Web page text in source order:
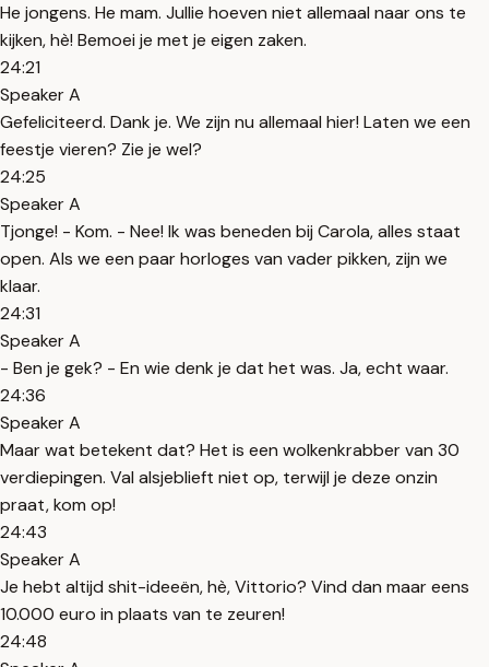
He jongens. He mam. Jullie hoeven niet allemaal naar ons te
kijken, hè! Bemoei je met je eigen zaken.
24:21
Speaker A
Gefeliciteerd. Dank je. We zijn nu allemaal hier! Laten we een
feestje vieren? Zie je wel?
24:25
Speaker A
Tjonge! - Kom. - Nee! Ik was beneden bij Carola, alles staat
open. Als we een paar horloges van vader pikken, zijn we
klaar.
24:31
Speaker A
- Ben je gek? - En wie denk je dat het was. Ja, echt waar.
24:36
Speaker A
Maar wat betekent dat? Het is een wolkenkrabber van 30
verdiepingen. Val alsjeblieft niet op, terwijl je deze onzin
praat, kom op!
24:43
Speaker A
Je hebt altijd shit-ideeën, hè, Vittorio? Vind dan maar eens
10.000 euro in plaats van te zeuren!
24:48